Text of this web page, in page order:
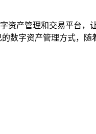
资产管理和交易平台，
数字资产管理方式，随